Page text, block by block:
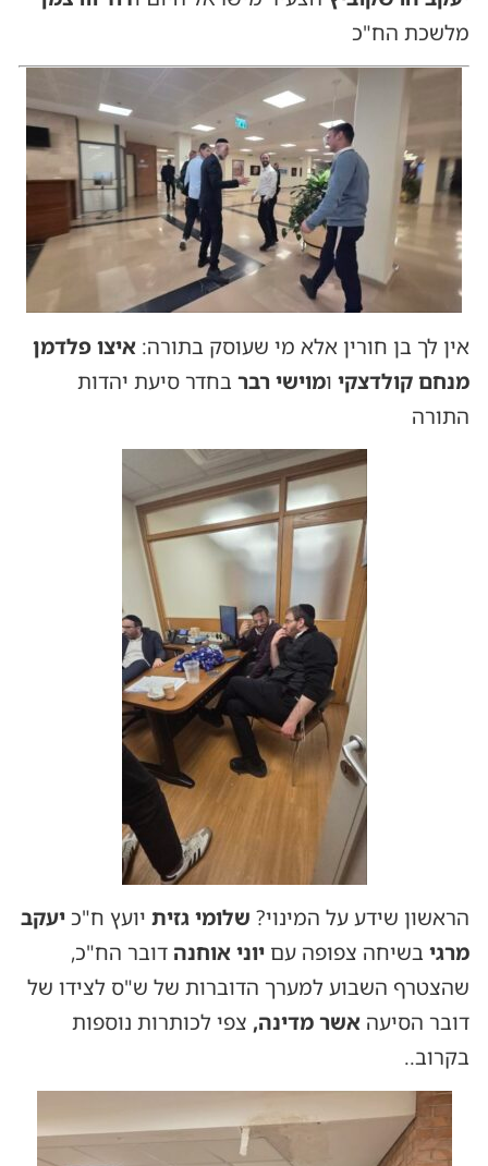
מלשכת הח"כ
אין לך בן חורין אלא מי שעוסק בתורה: איצו פלדמן
מנחם קולדצקי ומוישי רבר בחדר סיעת יהדות
התורה
הראשון שידע על המינוי? שלומי גזית יועץ ח"כיעקב
מרגי בשיחה צפופה עם יוניאוחנה דובר הח"כ,
שהצטרף השבוע למערך הדוברות של ש"ס לצידו של
דובר הסיעה אשר מדינה, צפי לכותרות נוספות
בקרוב..